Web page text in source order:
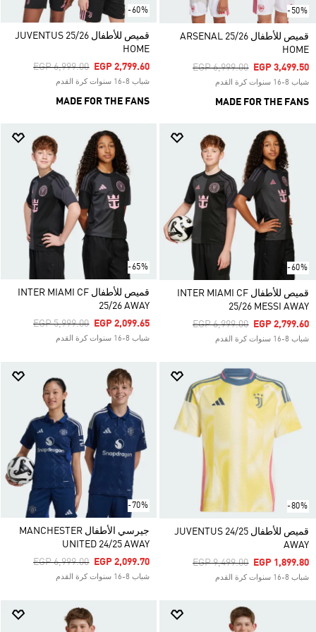
-50%
قميص للأطفال ARSENAL 25/26
HOME
Price Reduced From
EGP 6,999.00ToEGP 3,499.50
شباب 8-16 سنوات كرة القدم
MADE FOR THE FANS
-60%
قميص للأطفال JUVENTUS 25/26
HOME
Price Reduced From
EGP 6,999.00ToEGP 2,799.60
شباب 8-16 سنوات كرة القدم
MADE FOR THE FANS
-60%
قميص للأطفال INTER MIAMI CF
25/26 MESSI AWAY
Price Reduced From
EGP 6,999.00ToEGP 2,799.60
شباب 8-16 سنوات كرة القدم
-65%
قميص للأطفال INTER MIAMI CF
25/26 AWAY
Price Reduced From
EGP 5,999.00ToEGP 2,099.65
شباب 8-16 سنوات كرة القدم
-80%
قميص للأطفال JUVENTUS 24/25
AWAY
Price Reduced From
EGP 9,499.00ToEGP 1,899.80
شباب 8-16 سنوات كرة القدم
-70%
جيرسي الأطفال MANCHESTER
UNITED 24/25 AWAY
Price Reduced From
EGP 6,999.00ToEGP 2,099.70
شباب 8-16 سنوات كرة القدم